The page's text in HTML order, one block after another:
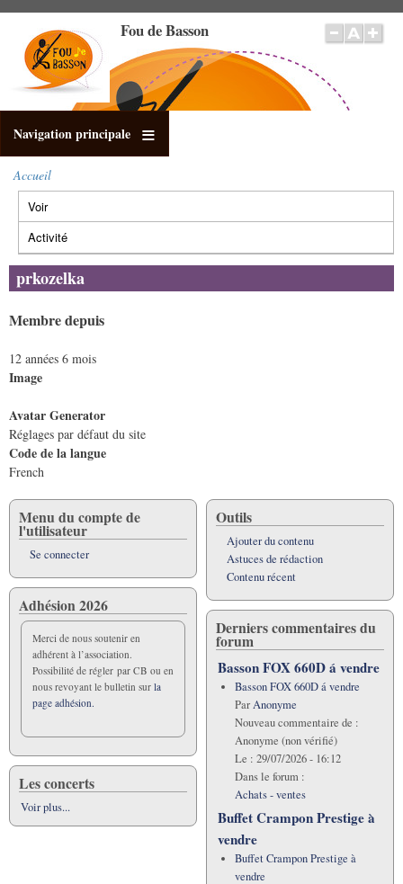
contenu
principal
Fou de Basson
Navigation principale
Fil
d'Ariane
Accueil
Onglets
principaux
Voir(onglet
actif)
Activité
prkozelka
Membre depuis
12 années 6 mois
Image
Avatar Generator
Réglages par défaut du site
Code de la langue
French
Menu du compte de
l'utilisateur
Se connecter
Adhésion 2026
Merci de nous soutenir en
adhérent à l’association.
Possibilité de régler par CB ou en
nous revoyant le bulletin sur la
page adhésion.
Les concerts
Voir plus...
Outils
Ajouter du contenu
Astuces de rédaction
Contenu récent
Derniers commentaires du
forum
Basson FOX 660D á vendre
Basson FOX 660D á vendre
ParAnonyme
Nouveau commentaire de :
Anonyme (non vérifié)
Le : 29/07/2026 - 16:12
Dans le forum :
Achats - ventes
Buffet Crampon Prestige à
vendre
Buffet Crampon Prestige à
vendre